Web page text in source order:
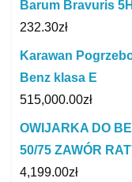
Barum Bravuris
232.30zł
Karawan
Benz klasa E
515,000.00zł
OWIJARKA DO
50/75 ZAWÓR
4,199.00zł